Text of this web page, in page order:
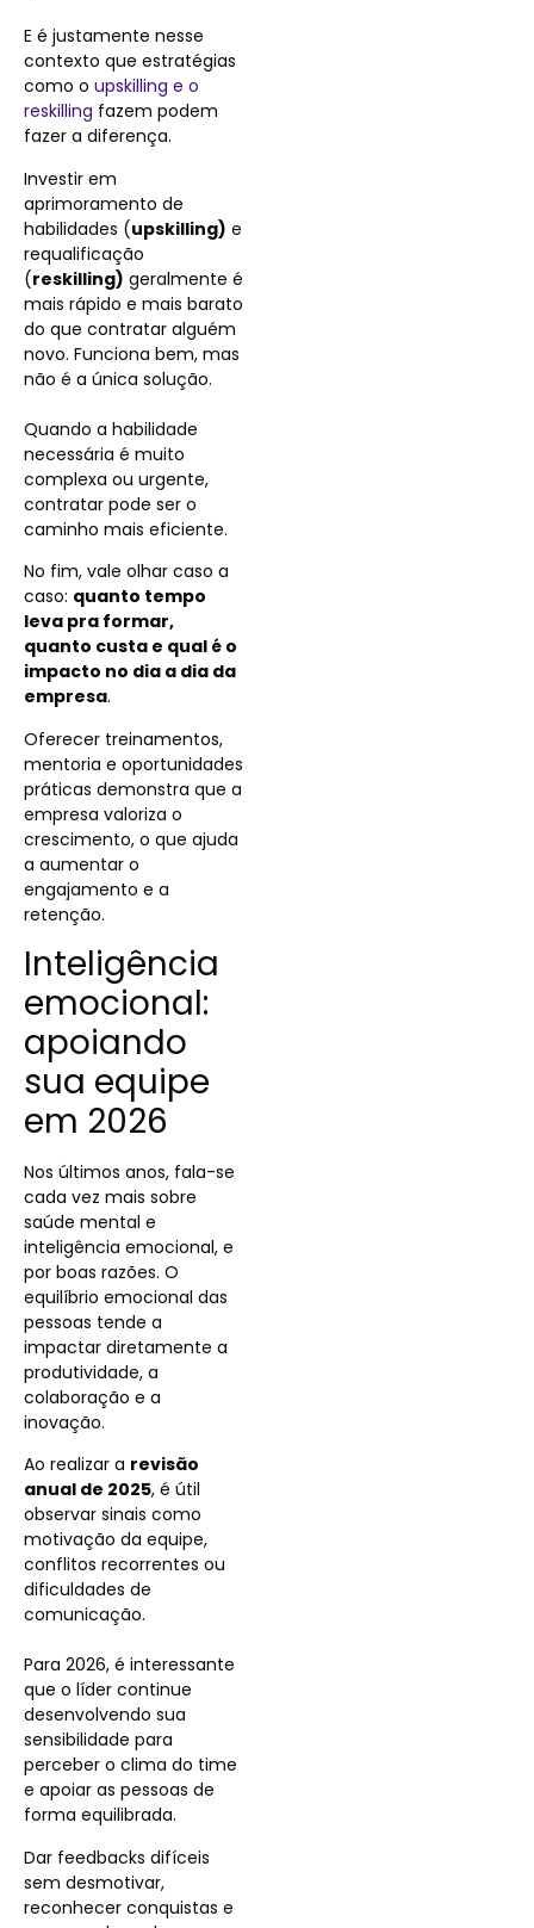
E é justamente nesse
contexto que estratégias
como o upskilling e o
reskilling fazem podem
fazer a diferença.
Investir em
aprimoramento de
habilidades (upskilling) e
requalificação
(reskilling) geralmente é
mais rápido e mais barato
do que contratar alguém
novo. Funciona bem, mas
não é a única solução.
Quando a habilidade
necessária é muito
complexa ou urgente,
contratar pode ser o
caminho mais eficiente.
No fim, vale olhar caso a
caso: quanto tempo
leva pra formar,
quanto custa e qual é o
impacto no dia a dia da
empresa.
Oferecer treinamentos,
mentoria e oportunidades
práticas demonstra que a
empresa valoriza o
crescimento, o que ajuda
a aumentar o
engajamento e a
retenção.
Inteligência
emocional:
apoiando
sua equipe
em 2026
Nos últimos anos, fala-se
cada vez mais sobre
saúde mental e
inteligência emocional, e
por boas razões. O
equilíbrio emocional das
pessoas tende a
impactar diretamente a
produtividade, a
colaboração e a
inovação.
Ao realizar a revisão
anual de 2025, é útil
observar sinais como
motivação da equipe,
conflitos recorrentes ou
dificuldades de
comunicação.
Para 2026, é interessante
que o líder continue
desenvolvendo sua
sensibilidade para
perceber o clima do time
e apoiar as pessoas de
forma equilibrada.
Dar feedbacks difíceis
sem desmotivar,
reconhecer conquistas e